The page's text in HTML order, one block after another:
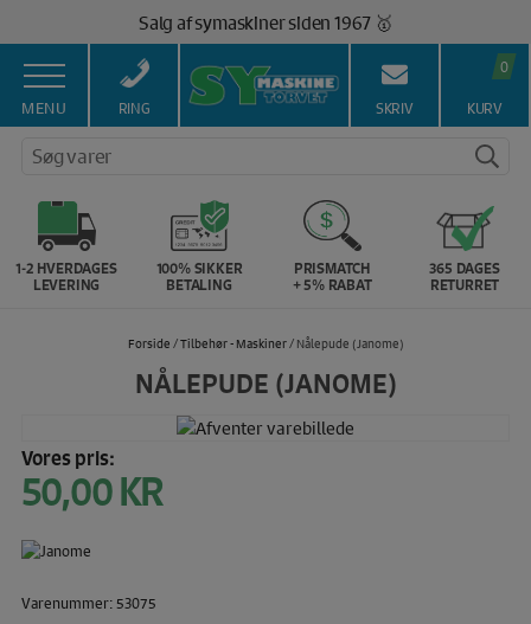
indholdet
100% Dansk hjemmeside 👍
Brug for hjælp? Ring på 43 44 45 15 ☎️
Vi matcher alle danske priser 💰
MENU RING SKRIV
0
KURV
Søg varer
1-2 HVERDAGES
LEVERING
100% SIKKER
BETALING
PRISMATCH
+ 5% RABAT
365 DAGES
RETURRET
Forside /Tilbehør - Maskiner/ Nålepude (Janome)
NÅLEPUDE (JANOME)
Vores pris:
50,00KR
Varenummer: 53075